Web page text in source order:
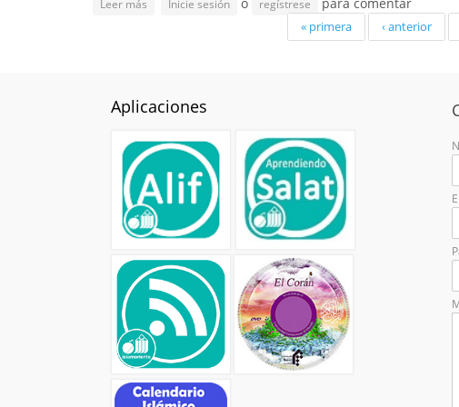
Arte-Cultura-Civilización
Sociología
Tafsir del
Varios
Leer más sobre Renacimiento Persa: "Lengua y literatura" - Primera
Inicie sesión regístrese
« primera ‹ anterior
Aplicaciones